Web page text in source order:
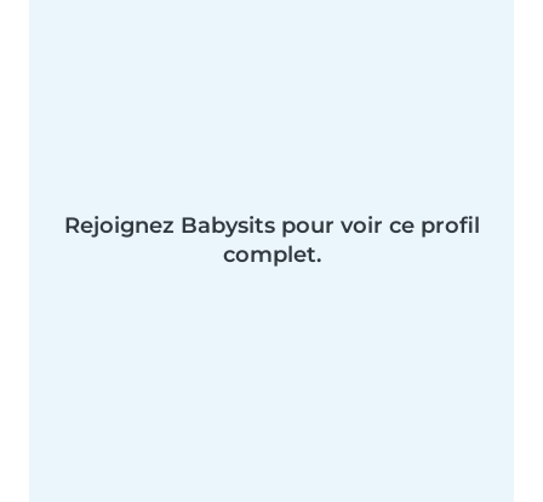
Rejoignez Babysits pour voir ce profil
complet.